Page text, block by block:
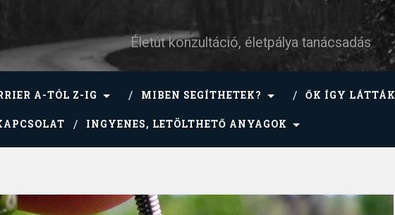
Életút konzultáció, életpálya tanácsadás
A-TÓL Z-IG MIBEN SEGÍTHETEK? ŐK ÍGY LÁTTÁK
INGYENES, LETÖLTHETŐ ANYAGOK